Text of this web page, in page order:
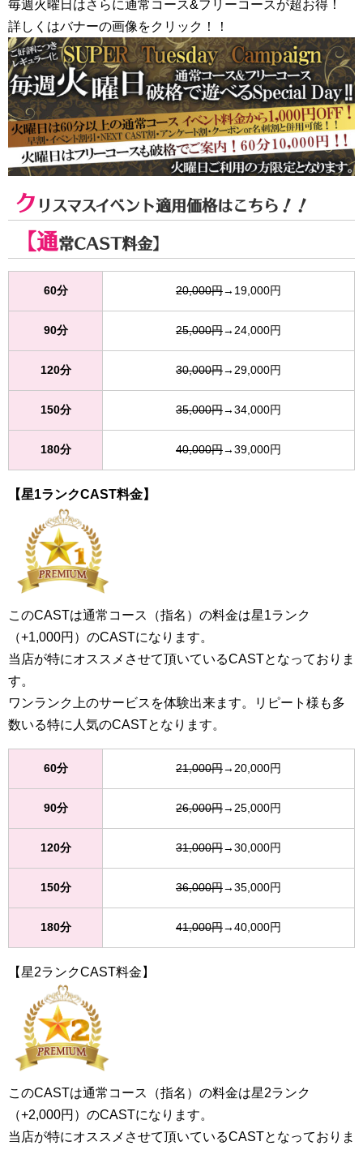
毎週火曜日はさらに通常コース&フリーコースが超お得！
詳しくはバナーの画像をクリック！！
ク リスマスイベント適用価格はこちら！！
【通常CAST料金】
60分 20,000円→19,000円
90分 25,000円→24,000円
120分 30,000円→29,000円
150分 35,000円→34,000円
180分 40,000円→39,000円
【星1ランクCAST料金】
このCASTは通常コース（指名）の料金は星1ランク
（+1,000円）のCASTになります。
当店が特にオススメさせて頂いているCASTとなっておりま
す。
ワンランク上のサービスを体験出来ます。リピート様も多
数いる特に人気のCASTとなります。
60分 21,000円→20,000円
90分 26,000円→25,000円
120分 31,000円→30,000円
150分 36,000円→35,000円
180分 41,000円→40,000円
【星2ランクCAST料金】
このCASTは通常コース（指名）の料金は星2ランク
（+2,000円）のCASTになります。
当店が特にオススメさせて頂いているCASTとなっておりま